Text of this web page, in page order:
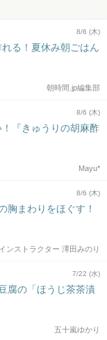
8/6 (木)
れる！夏休み朝ごはん
朝時間.jp編集部
8/6 (木)
『きゅうりの胡麻酢
Mayu*
8/6 (木)
胸まわりをほぐす！
ンストラクター 澤田みのり
7/22 (水)
腐の「ほうじ茶茶漬
五十嵐ゆかり